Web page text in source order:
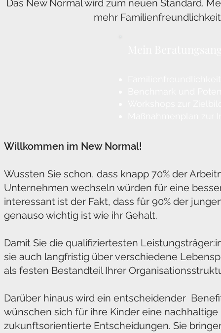
Das New Normal wird zum neuen Standard.
mehr
Willkommen im New Normal!
Wussten Sie schon, dass knapp 70% der
Unternehmen wechseln würden für eine
interessant ist der Fakt, dass für 90% der
genauso wichtig ist wie ihr Gehalt.
Damit Sie die qualifiziertesten
sie auch langfristig über verschiedene
als festen Bestandteil Ihrer
Darüber hinaus wird ein entscheidender
wünschen sich für ihre Kinder eine
zukunftsorientierte Entscheidungen. Sie